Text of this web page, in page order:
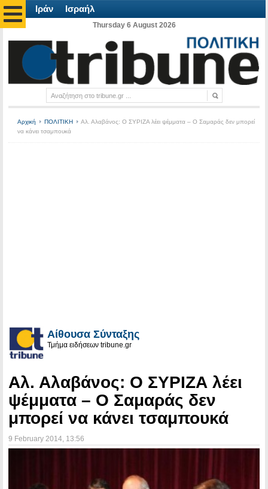
Ιράν Ισραήλ
Thursday 6 August 2026
Αρχική ΠΟΛΙΤΙΚΗ
Αλ. Αλαβάνος: Ο ΣΥΡΙΖΑ λέει ψέμματα – Ο Σαμαράς δεν μπορεί
να κάνει τσαμπουκά
Αίθουσα Σύνταξης
Τμήμα ειδήσεων tribune.gr
Αλ. Αλαβάνος: Ο ΣΥΡΙΖΑ λέει
ψέμματα – Ο Σαμαράς δεν
μπορεί να κάνει τσαμπουκά
9 February 2014 , 13:56